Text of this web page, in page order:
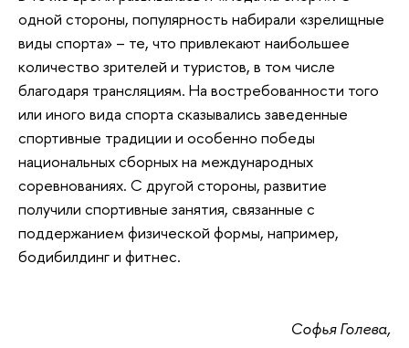
одной стороны, популярность набирали «зрелищные
виды спорта» – те, что привлекают наибольшее
количество зрителей и туристов, в том числе
благодаря трансляциям. На востребованности того
или иного вида спорта сказывались заведенные
спортивные традиции и особенно победы
национальных сборных на международных
соревнованиях. С другой стороны, развитие
получили спортивные занятия, связанные с
поддержанием физической формы, например,
бодибилдинг и фитнес.
Софья Голева,